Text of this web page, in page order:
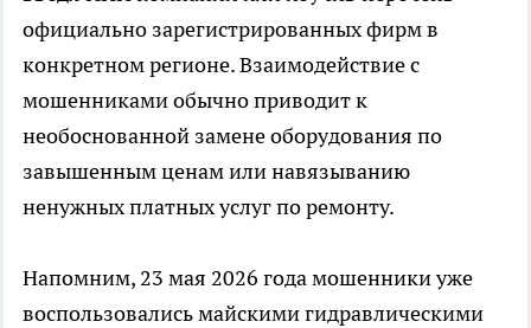
официально зарегистрированных фирм в
конкретном регионе. Взаимодействие с
мошенниками обычно приводит к
необоснованной замене оборудования по
завышенным ценам или навязыванию
ненужных платных услуг по ремонту.
Напомним, 23 мая 2026 года мошенники уже
воспользовались майскими гидравлическими